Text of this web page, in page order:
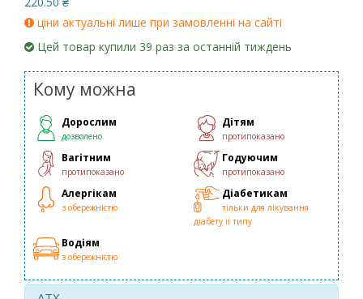
ціни актуальні лише при замовленні на сайті
Цей товар купили 39 раз за останній тиждень
Кому можна
Дорослим
дозволено
Дітям
протипоказано
Вагітним
протипоказано
Годуючим
протипоказано
Алергікам
з обережністю
Діабетикам
тільки для лікування
діабету ii типу
Водіям
з обережністю